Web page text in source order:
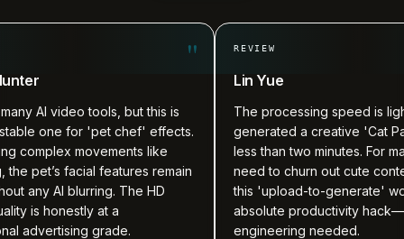
tools, but this is
for 'pet chef' effects.
movements like
features remain
blurring. The HD
at a
grade.
REVIEW
The processing speed is lightning fast.
generated a creative 'Cat Patissier'
less than two minutes. For marketers
need to churn out cute content quickly,
this 'upload-to-generate' workflow is
absolute productivity hack—no prompt
engineering needed.